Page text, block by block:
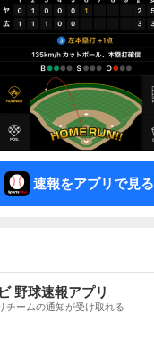
速報をアプリで見る
野球速報アプリ
チームの通知が受け取れる